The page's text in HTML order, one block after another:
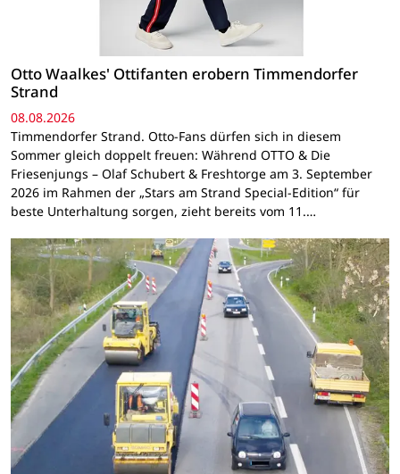
Otto Waalkes' Ottifanten erobern Timmendorfer
Strand
08.08.2026
Timmendorfer Strand. Otto-Fans dürfen sich in diesem
Sommer gleich doppelt freuen: Während OTTO & Die
Friesenjungs – Olaf Schubert & Freshtorge am 3. September
2026 im Rahmen der „Stars am Strand Special-Edition“ für
beste Unterhaltung sorgen, zieht bereits vom 11.…